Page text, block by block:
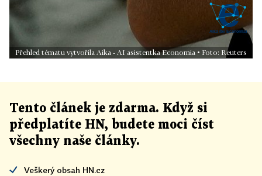
Přehled tématu vytvořila Aika - AI asistentka Economia • Foto: Reuters
Tento článek je zdarma. Když si
předplatíte HN, budete moci číst
všechny naše články.
Veškerý obsah HN.cz